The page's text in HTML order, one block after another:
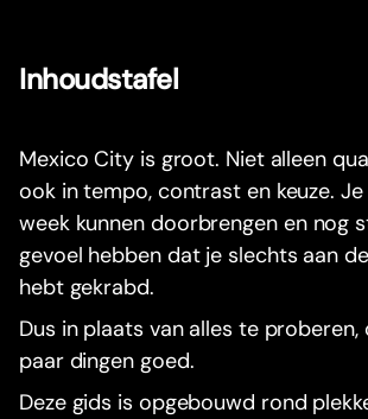
Inhoudstafel
Mexico City is groot. Niet alleen
ook in tempo, contrast en keuze.
week kunnen doorbrengen en nog
gevoel hebben dat je slechts aan
hebt gekrabd.
Dus in plaats van alles te proberen,
paar dingen goed.
Deze gids is opgebouwd rond